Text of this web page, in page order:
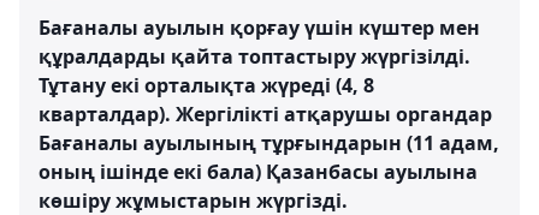
Бағаналы ауылын қорғау үшін күштер мен
құралдарды қайта топтастыру жүргізілді.
Тұтану екі орталықта жүреді (4, 8
кварталдар). Жергілікті атқарушы органдар
Бағаналы ауылының тұрғындарын (11 адам,
оның ішінде екі бала) Қазанбасы ауылына
көшіру жұмыстарын жүргізді.